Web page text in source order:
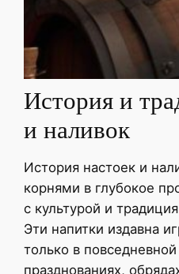
История и
и наливок
История настоек и
корнями в глубокое
с культурой и
Эти напитки издавна
только в
празднованиях,